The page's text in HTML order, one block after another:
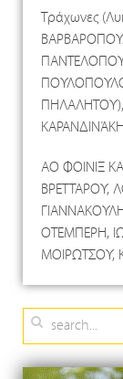
Τράχωνες
ΑΟ ΦΟΙΝΙΞ
ΒΡΕΤΤΑΡΟΥ,
ΟΤΕΜΠΕΡΗ,
ΜΟΙΡΩΤΣΟΥ,